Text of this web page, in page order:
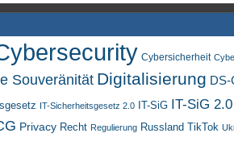
Cybersicherheit
Souveränität Digitalisierung DS-
IT-Sicherheitsgesetz 2.0 IT-SiG IT-SiG 2.0
Privacy Recht Regulierung Russland TikTok